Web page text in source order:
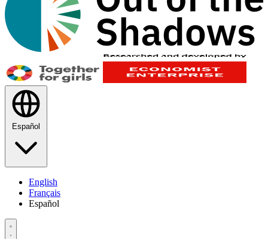
Español
English
Français
Español